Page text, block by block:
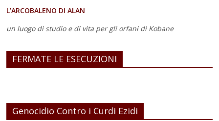
L’ARCOBALENO DI ALAN
un luogo di studio e di vita per gli orfani di Kobane
FERMATE LE ESECUZIONI
Genocidio Contro i Curdi Ezidi